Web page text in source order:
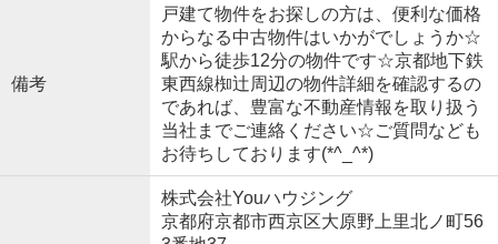
備考
戸建て物件をお探しの方は、便利な価格
からなる中古物件はいかがでしょうか☆
駅から徒歩12分の物件です☆京都地下鉄
東西線椥辻周辺の物件詳細を確認するの
であれば、豊富な不動産情報を取り扱う
当社までご連絡ください☆ご質問なども
お待ちしております(*^_^*)
株式会社Youハウジング
京都府京都市西京区大原野上里北ノ町56